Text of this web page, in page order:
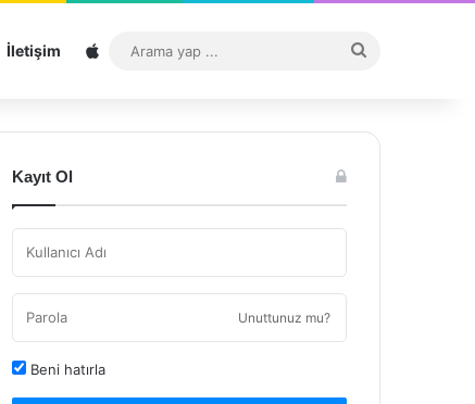
İletişim Sitemap
...
Kayıt Ol
Unuttunuz mu?
Beni hatırla